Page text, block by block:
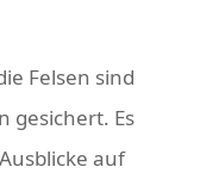
Felsen sind
gesichert. Es
auf